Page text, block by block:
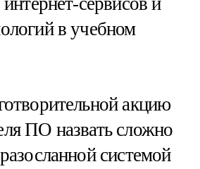
в учебном
акцию
ПО назвать сложно
системой